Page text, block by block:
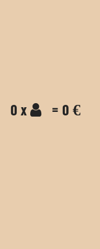
0 x = 0 €